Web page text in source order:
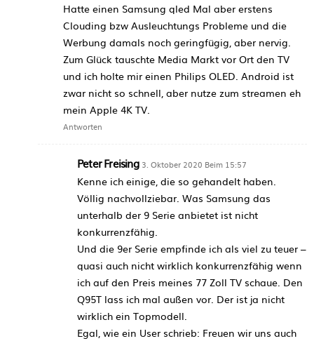
Hatte einen Samsung qled Mal aber erstens
Clouding bzw Ausleuchtungs Probleme und die
Werbung damals noch geringfügig, aber nervig.
Zum Glück tauschte Media Markt vor Ort den TV
und ich holte mir einen Philips OLED. Android ist
zwar nicht so schnell, aber nutze zum streamen eh
mein Apple 4K TV.
Antworten
Peter Freising 3. Oktober 2020 Beim 15:57
Kenne ich einige, die so gehandelt haben.
Völlig nachvollziebar. Was Samsung das
unterhalb der 9 Serie anbietet ist nicht
konkurrenzfähig.
Und die 9er Serie empfinde ich als viel zu teuer –
quasi auch nicht wirklich konkurrenzfähig wenn
ich auf den Preis meines 77 Zoll TV schaue. Den
Q95T lass ich mal außen vor. Der ist ja nicht
wirklich ein Topmodell.
Egal, wie ein User schrieb: Freuen wir uns auch